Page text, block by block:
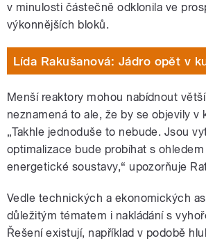
v minulosti částečně odklonila ve
výkonnějších bloků.
Lída Rakušanová: Jádro opět v
Menší reaktory mohou nabídnout
neznamená to ale, že by se objevily v
„Takhle jednoduše to nebude. Jsou
optimalizace bude probíhat s
energetické soustavy,“ upozorňuje
Vedle technických a ekonomických
důležitým tématem i nakládání s
Řešení existují, například v podobě